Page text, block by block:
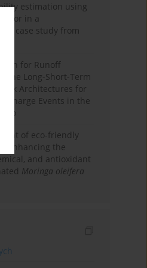
estimation using
in a
A case study from
for Runoff
the Long-Short-Term
Architectures for
Events in the
of eco-friendly
enhancing the
and antioxidant
Moringa oleifera